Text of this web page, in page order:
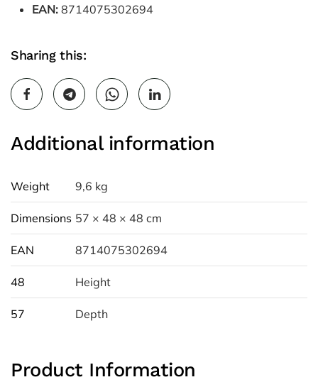
EAN: 8714075302694
Sharing this:
Additional information
Weight 9,6 kg
Dimensions 57 × 48 × 48 cm
EAN 8714075302694
48 Height
57 Depth
Product Information